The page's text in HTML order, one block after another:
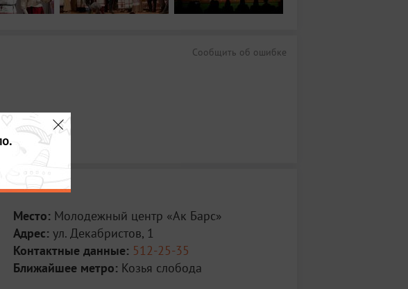
- с 16.00 работает ярмарка,
Сообщить об ошибке
Место: Молодежный центр «Ак Барс»
Адрес: ул. Декабристов, 1
Контактные данные: 512-25-35
Ближайшее метро: Козья слобода